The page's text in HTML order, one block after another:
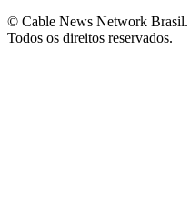
© Cable News Network
Todos os direitos reservados.